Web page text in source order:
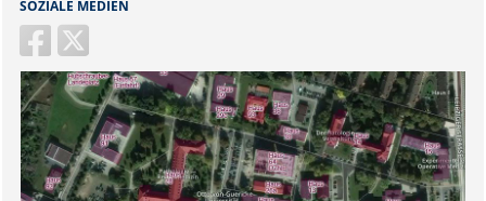
SOZIALE MEDIEN